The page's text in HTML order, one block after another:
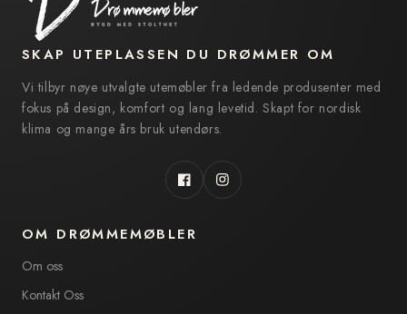
SKAP UTEPLASSEN DU DRØMMER OM
Vi tilbyr nøye utvalgte utemøbler fra ledende produsenter med
fokus på design, komfort og lang levetid. Skapt for nordisk
klima og mange års bruk utendørs.
FacebookInstagram
OM DRØMMEMØBLER
Om oss
Kontakt Oss